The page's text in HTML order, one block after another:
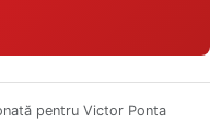
pentru Victor Ponta